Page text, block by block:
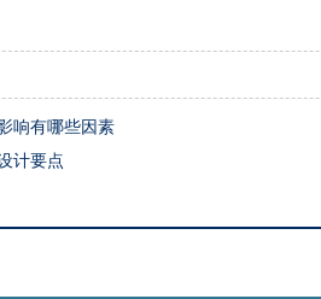
响有哪些因素
计要点